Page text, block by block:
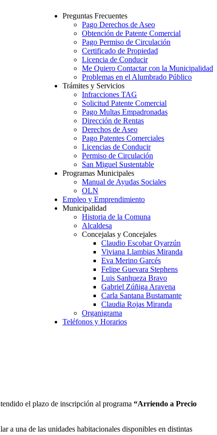
Preguntas Frecuentes
Pago Derechos de Aseo
Obtención de Patente Comercial
Pago Permiso de Circulación
Certificado de Propiedad
Licencia de Conducir
Me Quiero Contactar con la Municipalidad
Problemas en el Alumbrado Público
Trámites y Servicios
Infracciones TAG
Solicitud Patente Comercial
Pago Multas Empadronadas
Dirección de Rentas
Derechos de Aseo
Pago Patentes Comerciales
Licencias de Conducir
Permiso de Circulación
San Miguel Sustentable
Programas Municipales
Manual de Ayudas Sociales
OLN
Empleo y Emprendimiento
Municipalidad
Historia de la Comuna
Alcaldesa
Concejalas y Concejales
Claudio Escobar Oyarzún
Viviana Llambias Miranda
Eva Merino Garcés
Felipe Guevara Stephens
Luis Sanhueza Bravo
Gabriel Zúñiga Aravena
Carla Santana Bustamante
Claudia Rojas Miranda
Organigrama
Teléfonos y Horarios
el plazo de inscripción al programa “Arriendo a Precio
a una de las unidades habitacionales disponibles en distintas